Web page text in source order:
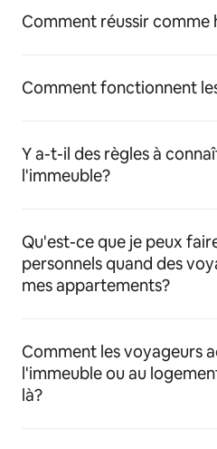
Comment réussir comme
Comment fonctionnent
Y a-t-il des règles à
l'immeuble?
Qu'est-ce que je peux
personnels quand des
mes appartements?
Comment les voyageurs
l'immeuble ou au
là?